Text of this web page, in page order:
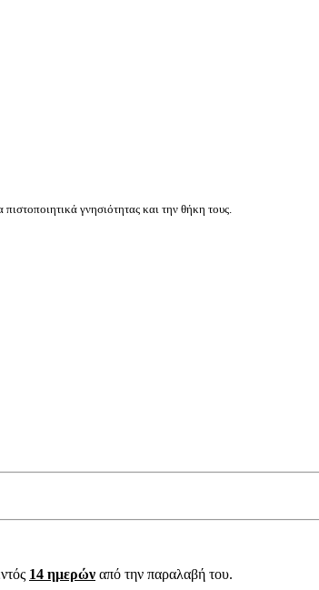
γνησιότητας και την θήκη τους.
14 ημερών από την παραλαβή του.